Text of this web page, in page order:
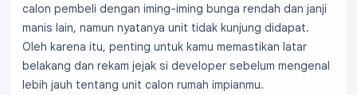
calon pembeli dengan iming-iming bunga rendah dan janji
manis lain, namun nyatanya unit tidak kunjung didapat.
Oleh karena itu, penting untuk kamu memastikan latar
belakang dan rekam jejak si developer sebelum mengenal
lebih jauh tentang unit calon rumah impianmu.